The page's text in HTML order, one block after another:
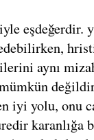
eşdeğerdir.
aynı
iyi yolu, onu
karanlığa